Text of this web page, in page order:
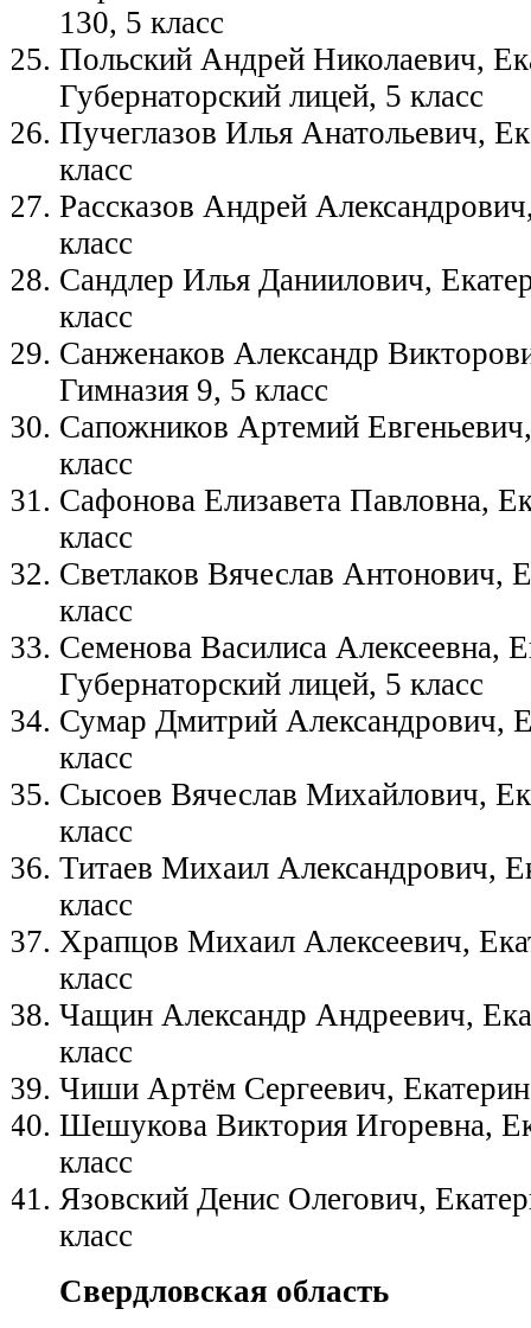
130, 5 класс
Польский Андрей Николаевич,
Губернаторский лицей, 5 класс
Пучеглазов Илья Анатольевич,
класс
Рассказов Андрей
класс
Сандлер Илья Даниилович,
класс
Санженаков Александр
Гимназия 9, 5 класс
Сапожников Артемий
класс
Сафонова Елизавета Павловна,
класс
Светлаков Вячеслав
класс
Семенова Василиса Алексеевна,
Губернаторский лицей, 5 класс
Сумар Дмитрий Александрович,
класс
Сысоев Вячеслав Михайлович,
класс
Титаев Михаил Александрович,
класс
Храпцов Михаил Алексеевич,
класс
Чащин Александр Андреевич,
класс
Чиши Артём Сергеевич,
Шешукова Виктория Игоревна,
класс
Язовский Денис Олегович,
класс
Свердловская область